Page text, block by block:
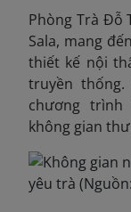
Phòng Trà Đỗ
Sala, mang
thiết kế nội
truyền
chương trình
không gian